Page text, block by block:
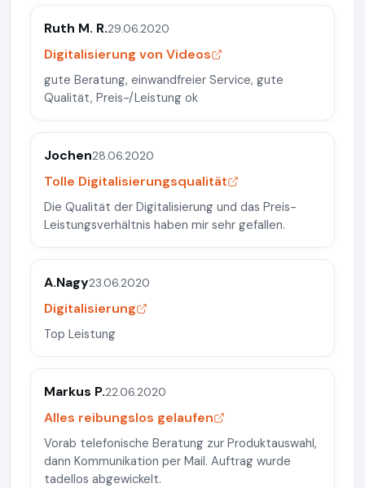
Ruth M. R.29.06.2020
Digitalisierung von Videos
gute Beratung, einwandfreier Service, gute
Qualität, Preis-/Leistung ok
Jochen28.06.2020
Tolle Digitalisierungsqualität
Die Qualität der Digitalisierung und das Preis-
Leistungsverhältnis haben mir sehr gefallen.
A.Nagy23.06.2020
Digitalisierung
Top Leistung
Markus P.22.06.2020
Alles reibungslos gelaufen
Vorab telefonische Beratung zur Produktauswahl,
dann Kommunikation per Mail. Auftrag wurde
tadellos abgewickelt.